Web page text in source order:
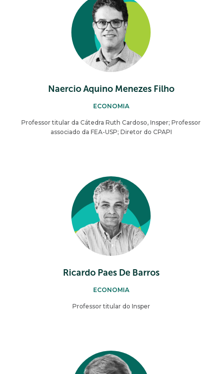
Naercio Aquino Menezes Filho
ECONOMIA
Professor titular da Cátedra Ruth Cardoso, Insper; Professor
associado da FEA-USP; Diretor do CPAPI
Ricardo Paes De Barros
ECONOMIA
Professor titular do Insper